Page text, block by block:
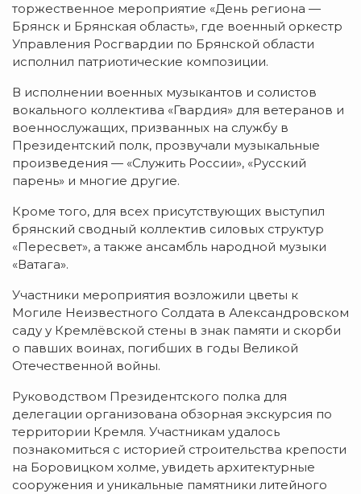
торжественное мероприятие «День региона —
Брянск и Брянская область», где военный оркестр
Управления Росгвардии по Брянской области
исполнил патриотические композиции.
В исполнении военных музыкантов и солистов
вокального коллектива «Гвардия» для ветеранов и
военнослужащих, призванных на службу в
Президентский полк, прозвучали музыкальные
произведения — «Служить России», «Русский
парень» и многие другие.
Кроме того, для всех присутствующих выступил
брянский сводный коллектив силовых структур
«Пересвет», а также ансамбль народной музыки
«Ватага».
Участники мероприятия возложили цветы к
Могиле Неизвестного Солдата в Александровском
саду у Кремлёвской стены в знак памяти и скорби
о павших воинах, погибших в годы Великой
Отечественной войны.
Руководством Президентского полка для
делегации организована обзорная экскурсия по
территории Кремля. Участникам удалось
познакомиться с историей строительства крепости
на Боровицком холме, увидеть архитектурные
сооружения и уникальные памятники литейного